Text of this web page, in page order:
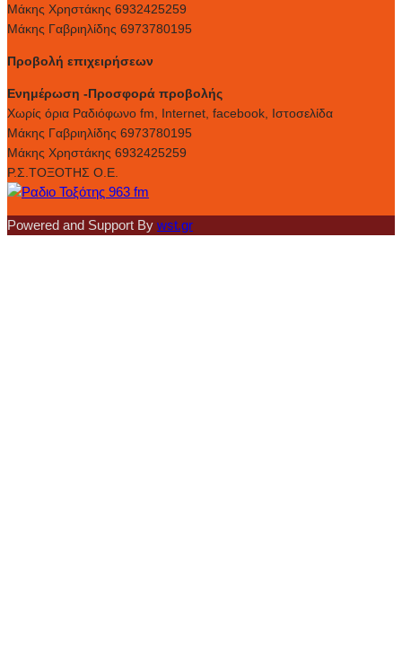
Μάκης Χρηστάκης 6932425259
Μάκης Γαβριηλίδης 6973780195
Προβολή επιχειρήσεων
Ενημέρωση -Προσφορά προβολής
Xωρίς όρια Ραδιόφωνο fm, Internet, facebook, Ιστοσελίδα
Μάκης Γαβριηλίδης 6973780195
Μάκης Χρηστάκης 6932425259
Ρ.Σ.ΤΟΞΟΤΗΣ Ο.Ε.
Powered and Support By wst.gr